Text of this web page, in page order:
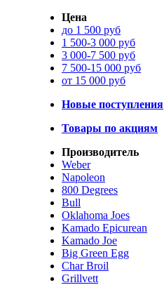
Цена
до 1 500 руб
1 500-3 000 руб
3 000-7 500 руб
7 500-15 000 руб
от 15 000 руб
Новые поступления
Товары по акциям
Производитель
Weber
Napoleon
800 Degrees
Bull
Oklahoma Joes
Kamado Epicurean
Kamado Joe
Big Green Egg
Char Broil
Grillvett